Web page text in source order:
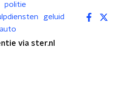
politie
geluid
via ster.nl